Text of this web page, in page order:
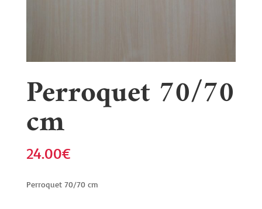
Perroquet 70/70
cm
24.00€
Perroquet 70/70 cm